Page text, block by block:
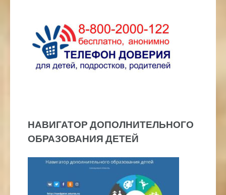
НАВИГАТОР ДОПОЛНИТЕЛЬНОГО
ОБРАЗОВАНИЯ ДЕТЕЙ